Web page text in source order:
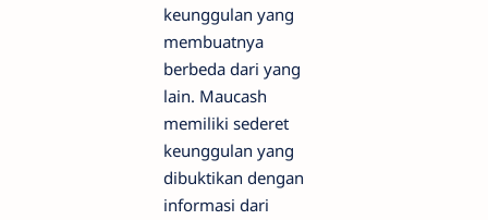
keunggulan yang
membuatnya
berbeda dari yang
lain. Maucash
memiliki sederet
keunggulan yang
dibuktikan dengan
informasi dari